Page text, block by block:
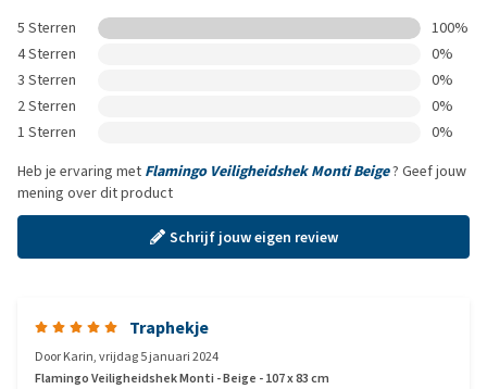
5 Sterren
100%
4 Sterren
0%
3 Sterren
0%
2 Sterren
0%
1 Sterren
0%
Heb je ervaring met Flamingo Veiligheidshek Monti Beige? Geef jouw
mening over dit product
Schrijf jouw eigen review
Traphekje
DoorKarin,vrijdag 5 januari 2024
Flamingo Veiligheidshek Monti - Beige - 107 x 83 cm